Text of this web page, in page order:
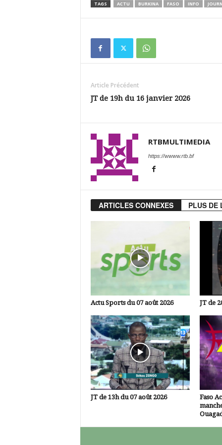
TAGS ACTU BURKINA FASO INFO
Article Précédent
JT de 19h du 16 janvier 2026
RTBMULTIMEDIA
https://wwww.rtb.bf
ARTICLES CONNEXES PLUS DE
Actu Sports du 07 août 2026 JT de
JT de 13h du 07 août 2026
Faso